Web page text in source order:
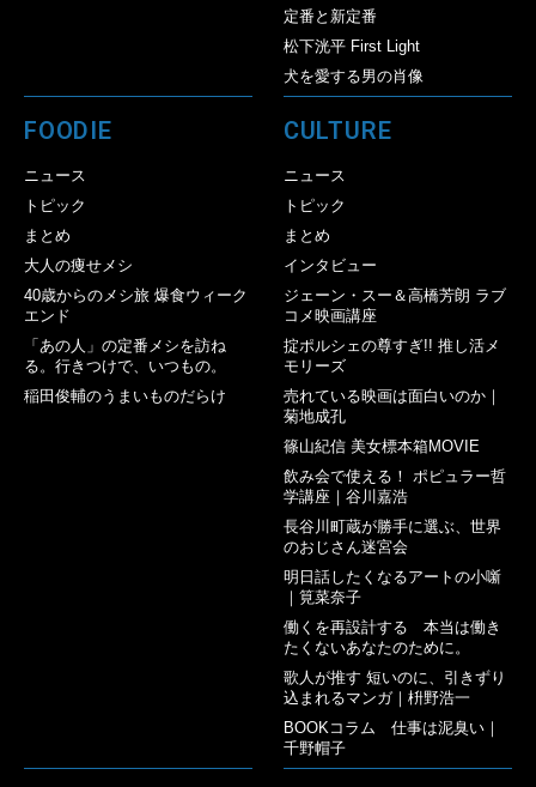
定番と新定番
松下洸平 First Light
犬を愛する男の肖像
FOODIE
ニュース
トピック
まとめ
大人の痩せメシ
40歳からのメシ旅 爆食ウィーク
エンド
「あの人」の定番メシを訪ね
る。行きつけで、いつもの。
稲田俊輔のうまいものだらけ
CULTURE
ニュース
トピック
まとめ
インタビュー
ジェーン・スー＆高橋芳朗 ラブ
コメ映画講座
掟ポルシェの尊すぎ!! 推し活メ
モリーズ
売れている映画は面白いのか｜
菊地成孔
篠山紀信 美女標本箱MOVIE
飲み会で使える！ ポピュラー哲
学講座｜谷川嘉浩
長谷川町蔵が勝手に選ぶ、世界
のおじさん迷宮会
明日話したくなるアートの小噺
｜筧菜奈子
働くを再設計する 本当は働き
たくないあなたのために。
歌人が推す 短いのに、引きずり
込まれるマンガ｜枡野浩一
BOOKコラム 仕事は泥臭い｜
千野帽子